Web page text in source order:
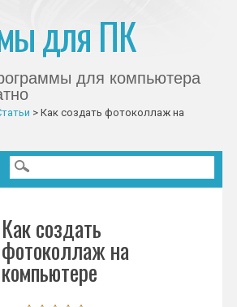
для ПК
для компьютера
> Как создать фотоколлаж на
Как создать
фотоколлаж на
компьютере